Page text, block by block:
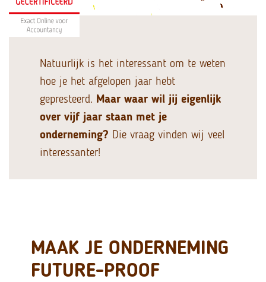
Natuurlijk is het interessant om te weten
hoe je het afgelopen jaar hebt
gepresteerd. Maar waar wil jij eigenlijk
over vijf jaar staan met je
onderneming? Die vraag vinden wij veel
interessanter!
MAAK JE ONDERNEMING
FUTURE-PROOF